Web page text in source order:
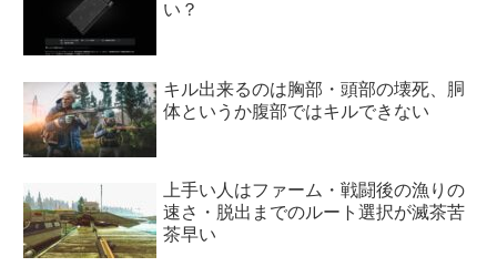
い？
キル出来るのは胸部・頭部の壊死、胴
体というか腹部ではキルできない
上手い人はファーム・戦闘後の漁りの
速さ・脱出までのルート選択が滅茶苦
茶早い